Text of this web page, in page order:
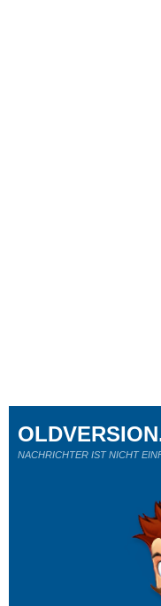
NACHRICHTER IST NICHT